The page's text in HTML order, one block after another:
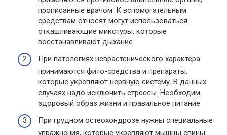
прописанные врачом. К вспомогательным
средствам относят могут использоваться
откашливающие микстуры, которые
восстанавливают дыхание.
При патологиях неврастенического характера
принимаются фито-средства и препараты,
которые укрепляют нервную систему. В данных
случаях надо исключить стрессы. Необходим
здоровый образ жизни и правильное питание.
При грудном остеохондрозе нужны специальные
упражнения, которые укрепляют мышцы спины